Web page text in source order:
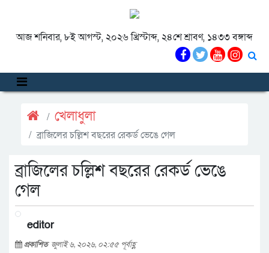
আজ শনিবার, ৮ই আগস্ট, ২০২৬ খ্রিস্টাব্দ, ২৪শে শ্রাবণ, ১৪৩৩ বঙ্গাব্দ
খেলাধুলা
ব্রাজিলের চল্লিশ বছরের রেকর্ড ভেঙে গেল
ব্রাজিলের চল্লিশ বছরের রেকর্ড ভেঙে
গেল
editor
প্রকাশিত জুলাই ৬, ২০২৬, ০২:৫৫ পূর্বাহ্ণ